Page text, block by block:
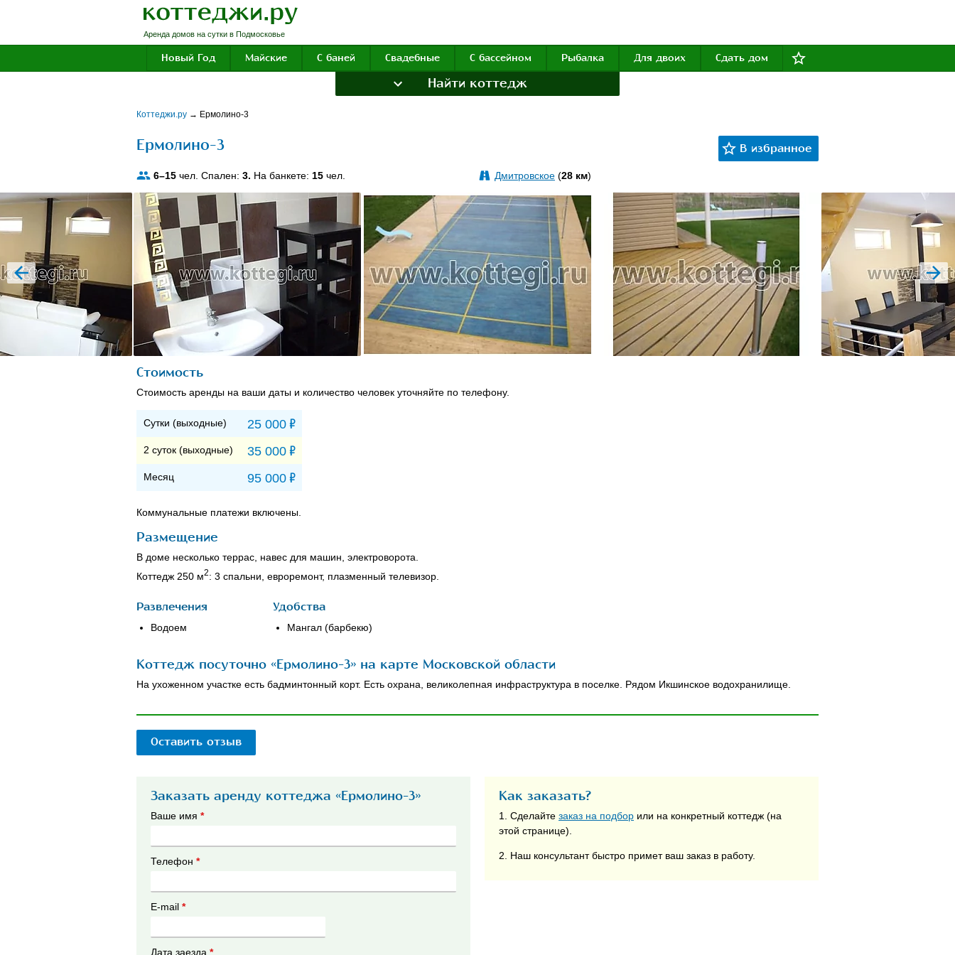
Аренда домов на сутки в Подмосковье
Новый Год Майские С баней Свадебные С бассейном Рыбалка Для двоих Сдать дом
Найти коттедж
Коттеджи.ру → Ермолино-3
Ермолино-3
6–15 чел. Спален: 3. На банкете: 15 чел. Дмитровское (28 км)
prev next
Стоимость
Стоимость аренды на ваши даты и количество человек уточняйте по телефону.
Сутки (выходные) 25 000Р
2 суток (выходные) 35 000Р
Месяц 95 000Р
Коммунальные платежи включены.
Размещение
В доме несколько террас, навес для машин, электроворота.
Коттедж 250 м2: 3 спальни, евроремонт, плазменный телевизор.
Развлечения
Водоем
Удобства
Мангал (барбекю)
Коттедж посуточно «Ермолино-3» на карте Московской области
На ухоженном участке есть бадминтонный корт. Есть охрана, великолепная инфраструктура в поселке. Рядом Икшинское водохранилище.
Оставить отзыв
Как заказать?
1. Сделайте заказ на подбор или на конкретный коттедж (на
этой странице).
2. Наш консультант быстро примет ваш заказ в работу.
Заказать аренду коттеджа «Ермолино-3»
Ваше имя *
Телефон *
E-mail *
Дата заезда *